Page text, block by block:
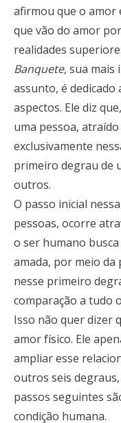
afirmou que o amor
que vão do amor
realidades
Banquete, sua mais
assunto, é dedicado
aspectos. Ele diz
uma pessoa,
exclusivamente
primeiro degrau de
outros.
O passo inicial
pessoas, ocorre
o ser humano
amada, por meio
nesse primeiro
comparação a tudo
Isso não quer dizer
amor físico. Ele
ampliar esse
outros seis
passos seguintes
condição humana.